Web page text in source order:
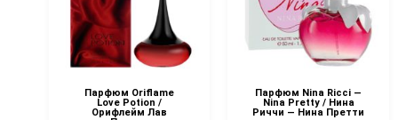
Парфюм Oriflame
Love Potion /
Орифлейм Лав
Парфюм Nina Ricci —
Nina Pretty / Нина
Риччи — Нина Претти